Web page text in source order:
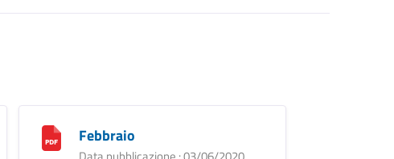
Febbraio